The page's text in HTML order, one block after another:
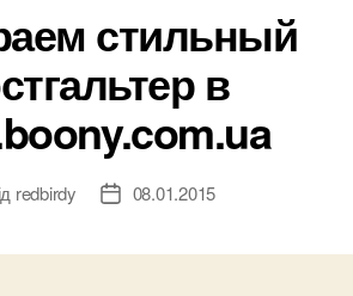
стильный
в
redbirdy
Дата08.01.2015